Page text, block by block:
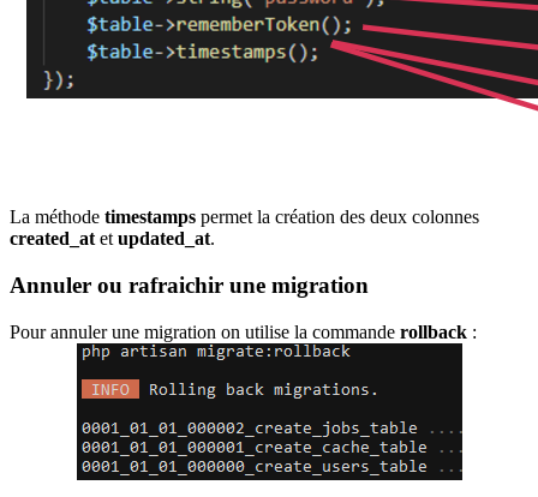
La méthode timestamps permet la création des deux colonnes
created_atetupdated_at.
Annuler ou rafraichir une migration
Pour annuler une migration on utilise la commande rollback :